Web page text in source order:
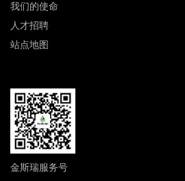
我们的使命
人才招聘
站点地图
金斯瑞服务号